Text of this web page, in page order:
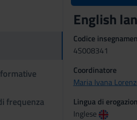
frequenza
English
Codice
4S008341
Coordinatore
Maria Ivana
Lingua di
Inglese